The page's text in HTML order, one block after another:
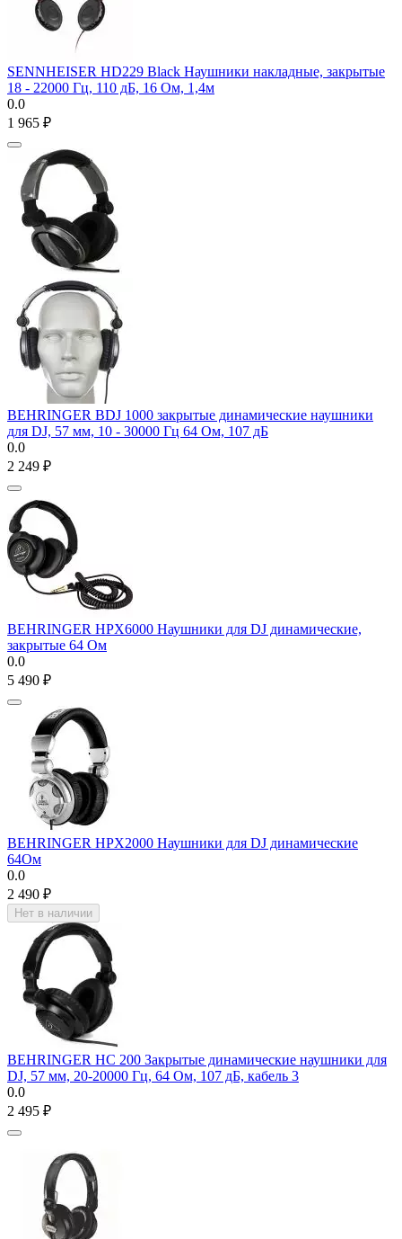
SENNHEISER HD229 Black Наушники накладные, закрытые
18 - 22000 Гц, 110 дБ, 16 Ом, 1,4м
0.0
1 965 ₽
BEHRINGER BDJ 1000 закрытые динамические наушники
для DJ, 57 мм, 10 - 30000 Гц 64 Ом, 107 дБ
0.0
2 249 ₽
BEHRINGER HPX6000 Наушники для DJ динамические,
закрытые 64 Ом
0.0
5 490 ₽
BEHRINGER HPX2000 Наушники для DJ динамические
64Ом
0.0
2 490 ₽
Нет в наличии
BEHRINGER HC 200 Закрытые динамические наушники для
DJ, 57 мм, 20-20000 Гц, 64 Ом, 107 дБ, кабель 3
0.0
2 495 ₽